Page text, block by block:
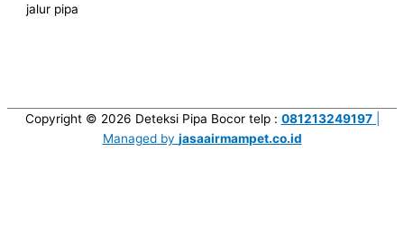
jalur pipa
Copyright © 2026 Deteksi Pipa Bocortelp : 081213249197|
Managed by jasaairmampet.co.id